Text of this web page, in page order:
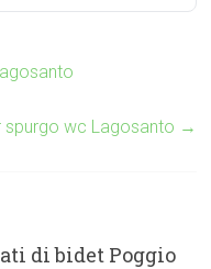
spurgo wc Lagosanto →
di bidet Poggio